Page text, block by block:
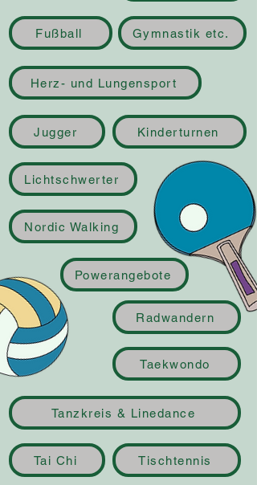
Fußball Gymnastik etc.
Herz- und Lungensport
Jugger Kinderturnen
Lichtschwerter
Nordic Walking
Powerangebote
Radwandern
Taekwondo
Tanzkreis & Linedance
Tai Chi Tischtennis